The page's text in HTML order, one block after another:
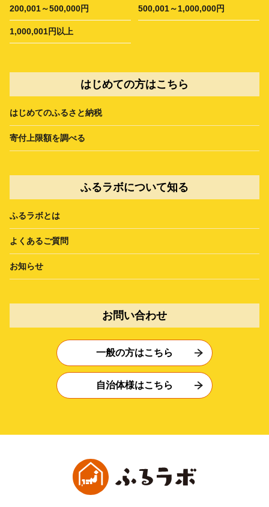
200,001～500,000円 500,001～1,000,000円
1,000,001円以上
はじめての方はこちら
はじめてのふるさと納税
寄付上限額を調べる
ふるラボについて知る
ふるラボとは
よくあるご質問
お知らせ
お問い合わせ
一般の方はこちら
自治体様はこちら